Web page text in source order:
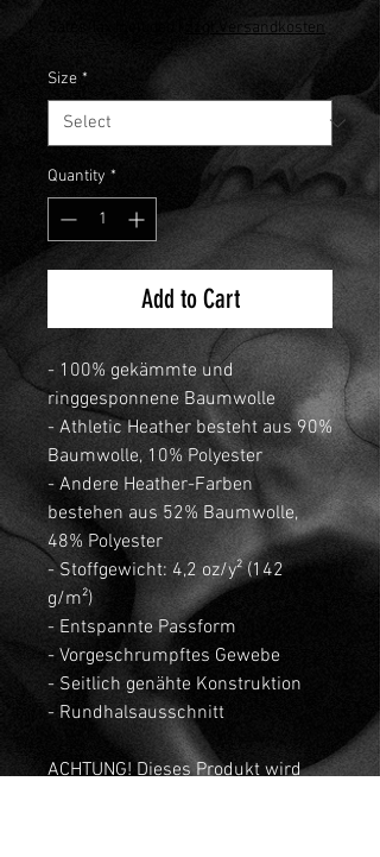
zzgl.Versandkosten
Size *
Quantity *
Add to Cart
- 100% gekämmte und
ringgesponnene Baumwolle
- Athletic Heather besteht aus 90%
Baumwolle, 10% Polyester
- Andere Heather-Farben
bestehen aus 52% Baumwolle,
48% Polyester
- Stoffgewicht: 4,2 oz/y² (142
g/m²)
- Entspannte Passform
- Vorgeschrumpftes Gewebe
- Seitlich genähte Konstruktion
- Rundhalsausschnitt
ACHTUNG! Dieses Produkt wird